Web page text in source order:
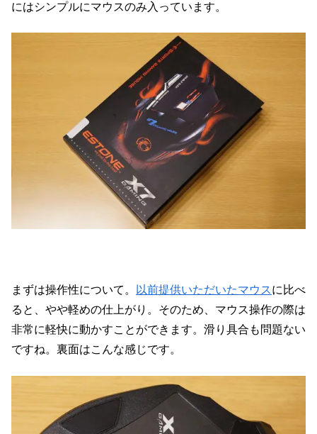
にはシンプルにマウスのみ入っています。
まずは操作性について。 以前提供いただいたマウスに比べ
ると、やや軽めの仕上がり。そのため、マウス操作の際は
非常に軽快に動かすことができます。滑り具合も問題ない
ですね。裏面はこんな感じです。